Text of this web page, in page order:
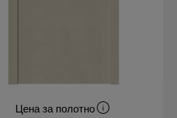
Цена за полотно